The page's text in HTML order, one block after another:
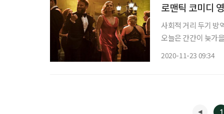
로맨틱 코미디
사회적 거리 두기 방
오늘은 간간이 늦가
2020-11-23 09:34
1